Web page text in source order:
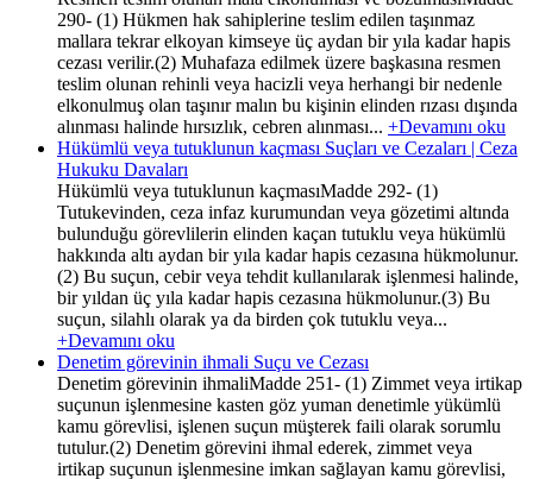
290- (1) Hükmen hak sahiplerine teslim edilen taşınmaz
mallara tekrar elkoyan kimseye üç aydan bir yıla kadar hapis
cezası verilir.(2) Muhafaza edilmek üzere başkasına resmen
teslim olunan rehinli veya hacizli veya herhangi bir nedenle
elkonulmuş olan taşınır malın bu kişinin elinden rızası dışında
alınması halinde hırsızlık, cebren alınması... +Devamını oku
Hükümlü veya tutuklunun kaçması Suçları ve Cezaları | Ceza
Hukuku Davaları
Hükümlü veya tutuklunun kaçmasıMadde 292- (1)
Tutukevinden, ceza infaz kurumundan veya gözetimi altında
bulunduğu görevlilerin elinden kaçan tutuklu veya hükümlü
hakkında altı aydan bir yıla kadar hapis cezasına hükmolunur.
(2) Bu suçun, cebir veya tehdit kullanılarak işlenmesi halinde,
bir yıldan üç yıla kadar hapis cezasına hükmolunur.(3) Bu
suçun, silahlı olarak ya da birden çok tutuklu veya...
+Devamını oku
Denetim görevinin ihmali Suçu ve Cezası
Denetim görevinin ihmaliMadde 251- (1) Zimmet veya irtikap
suçunun işlenmesine kasten göz yuman denetimle yükümlü
kamu görevlisi, işlenen suçun müşterek faili olarak sorumlu
tutulur.(2) Denetim görevini ihmal ederek, zimmet veya
irtikap suçunun işlenmesine imkan sağlayan kamu görevlisi,